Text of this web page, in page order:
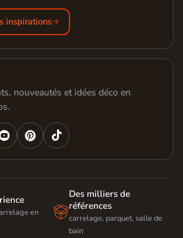
inspirations
nouveautés et idées déco en

en

Des milliers de
références
carrelage, parquet, salle de
bain